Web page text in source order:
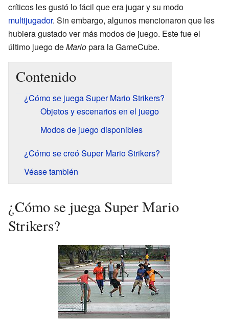
críticos les gustó lo fácil que era jugar y su modo
multijugador. Sin embargo, algunos mencionaron que les
hubiera gustado ver más modos de juego. Este fue el
último juego deMariopara la GameCube.
Contenido
¿Cómo se juega Super Mario Strikers?
Objetos y escenarios en el juego
Modos de juego disponibles
¿Cómo se creó Super Mario Strikers?
Véase también
¿Cómo se juega Super Mario
Strikers?